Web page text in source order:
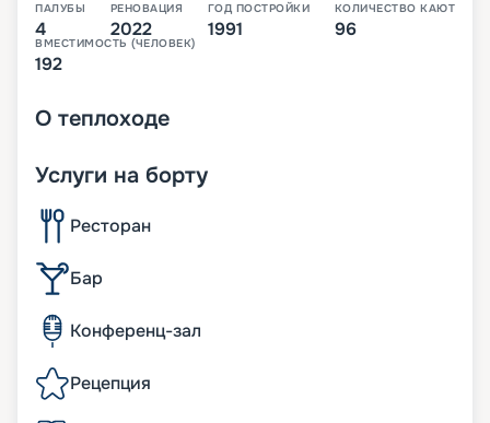
ПАЛУБЫ
4
РЕНОВАЦИЯ
2022
ГОД ПОСТРОЙКИ
1991
КОЛИЧЕСТВО КАЮТ
96
ВМЕСТИМОСТЬ (ЧЕЛОВЕК)
192
О теплоходе
Услуги на борту
Ресторан
Бар
Конференц-зал
Рецепция